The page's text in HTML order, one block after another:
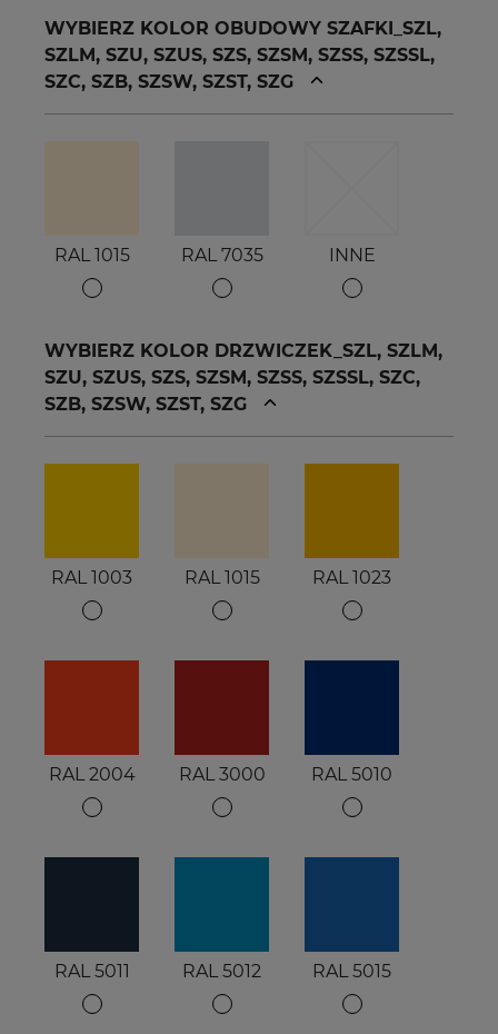
WYBIERZ KOLOR OBUDOWY SZAFKI_SZL,
SZLM, SZU, SZUS, SZS, SZSM, SZSS, SZSSL,
SZC, SZB, SZSW, SZST, SZG
RAL 1015 RAL 7035 INNE
WYBIERZ KOLOR DRZWICZEK_SZL, SZLM,
SZU, SZUS, SZS, SZSM, SZSS, SZSSL, SZC,
SZB, SZSW, SZST, SZG
RAL 1003 RAL 1015 RAL 1023
RAL 2004 RAL 3000 RAL 5010
RAL 5011 RAL 5012 RAL 5015